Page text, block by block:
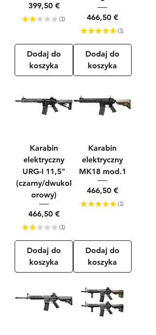
Cena
399,50 €
★ ★ ★ ★ ★ 1
1
Dodaj do
koszyka
Cena
466,50 €
★ ★ ★ ★ ★ 1
1
Dodaj do
koszyka
Karabin
elektryczny
URG-I 11,5"
(czarny/dwukol
orowy)
Cena
466,50 €
★ ★ ★ ★ ★ 1
1
Dodaj do
koszyka
Karabin
elektryczny
MK18 mod.1
Cena
466,50 €
★ ★ ★ ★ ★ 1
1
Dodaj do
koszyka